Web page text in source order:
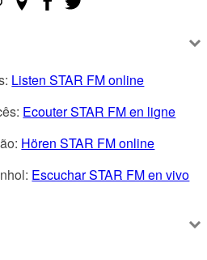
Listen STAR FM online
Ecouter STAR FM en ligne
Hören STAR FM online
Escuchar STAR FM en vivo